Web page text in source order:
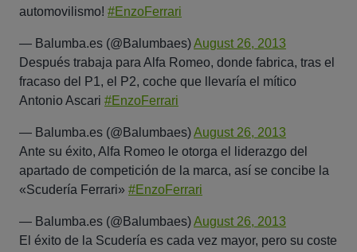
automovilismo! #EnzoFerrari
— Balumba.es (@Balumbaes)August 26, 2013
Después trabaja para Alfa Romeo, donde fabrica, tras el
fracaso del P1, el P2, coche que llevaría el mítico
Antonio Ascari #EnzoFerrari
— Balumba.es (@Balumbaes)August 26, 2013
Ante su éxito, Alfa Romeo le otorga el liderazgo del
apartado de competición de la marca, así se concibe la
«Scudería Ferrari» #EnzoFerrari
— Balumba.es (@Balumbaes)August 26, 2013
El éxito de la Scudería es cada vez mayor, pero su coste